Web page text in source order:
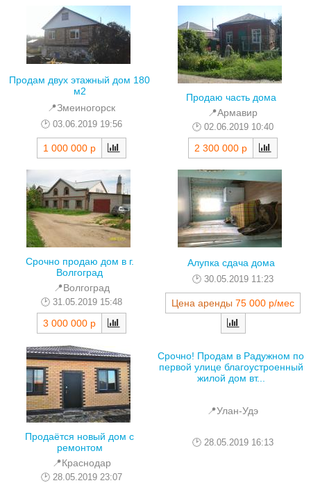
Продам двух этажный дом 180
м2
📍Змеиногорск
03.06.2019 19:56
1 000 000 р
Продаю часть дома
📍Армавир
02.06.2019 10:40
2 300 000 р
Срочно продаю дом в г.
Волгоград
📍Волгоград
31.05.2019 15:48
3 000 000 р
Алупка сдача дома
30.05.2019 11:23
Цена аренды 75 000 р/мес
Продаётся новый дом с
ремонтом
📍Краснодар
28.05.2019 23:07
Срочно! Продам в Радужном по
первой улице благоустроенный
жилой дом вт...
📍Улан-Удэ
28.05.2019 16:13